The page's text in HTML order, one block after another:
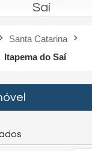
Saí
Santa Catarina
Itapema do Saí